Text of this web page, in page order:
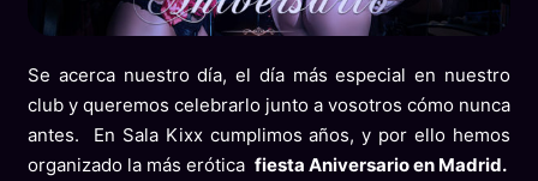
Se acerca nuestro día, el día más especial en nuestro
club y queremos celebrarlo junto a vosotros cómo nunca
antes. En Sala Kixx cumplimos años, y por ello hemos
organizado la más erótica fiesta Aniversarioen Madrid.